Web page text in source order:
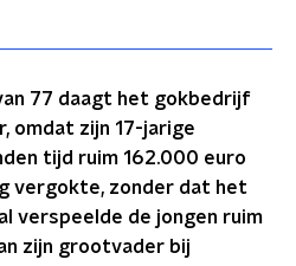
77 daagt het gokbedrijf
omdat zijn 17-jarige
tijd ruim 162.000 euro
vergokte, zonder dat het
verspeelde de jongen ruim
zijn grootvader bij